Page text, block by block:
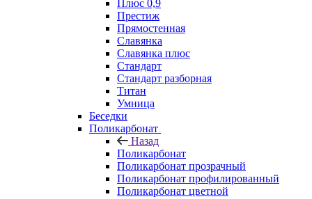
Плюс 0,9
Престиж
Прямостенная
Славянка
Славянка плюс
Стандарт
Стандарт разборная
Титан
Умница
Беседки
Поликарбонат
Назад
Поликарбонат
Поликарбонат прозрачный
Поликарбонат профилированный
Поликарбонат цветной